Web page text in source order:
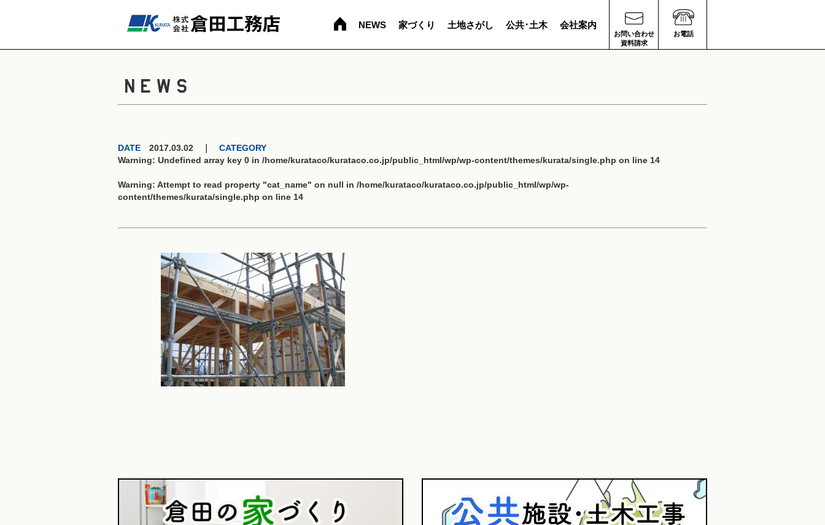
NEWS 家づくり 土地さがし 公共･土木 会社案内
お問い合わせ
資料請求
お電話
NEWS
DATE 2017.03.02 ｜ CATEGORY
Warning: Undefined array key 0 in /home/kurataco/kurataco.co.jp/public_html/wp/wp-content/themes/kurata/single.php on line 14
Warning: Attempt to read property "cat_name" on null in /home/kurataco/kurataco.co.jp/public_html/wp/wp-
content/themes/kurata/single.php on line 14